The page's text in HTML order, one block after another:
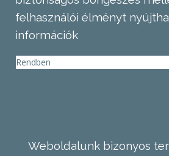
felhasználói élményt
információk
Rendben
Weboldalunk bizonyos